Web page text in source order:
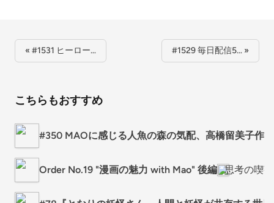
« #1531 ヒーロー… #1529 毎日配信5… »
こちらもおすすめ
#350 MAOに感じる人魚の森の気配、高橋留美子作
Order No.19 "漫画の魅力 with Mao" 後編 思考の喫